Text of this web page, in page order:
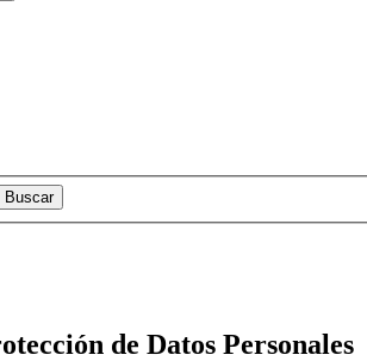
de Datos Personales